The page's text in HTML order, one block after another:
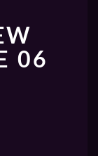
06